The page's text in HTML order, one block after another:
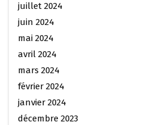
juillet 2024
juin 2024
mai 2024
avril 2024
mars 2024
février 2024
janvier 2024
décembre 2023